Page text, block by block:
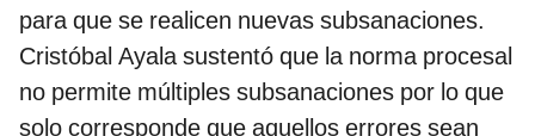
para que se realicen nuevas subsanaciones.
Cristóbal Ayala sustentó que la norma procesal
no permite múltiples subsanaciones por lo que
solo corresponde que aquellos errores sean